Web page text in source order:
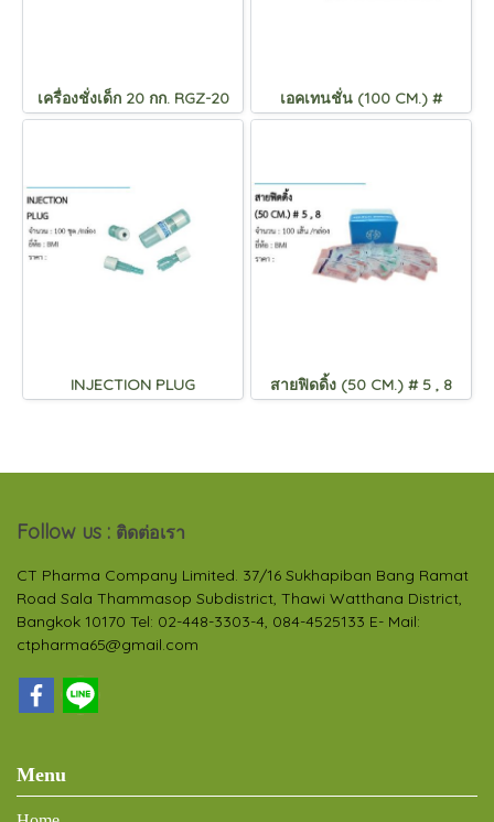
เครื่องชั่งเด็ก 20 กก. RGZ-20 เอคเทนชั่น (100 CM.) #
INJECTION PLUG สายฟิดดิ้ง (50 CM.) # 5 , 8
Follow us : ติดต่อเรา
CT Pharma Company Limited. 37/16 Sukhapiban Bang Ramat
Road Sala Thammasop Subdistrict, Thawi Watthana District,
Bangkok 10170 Tel: 02-448-3303-4, 084-4525133 E- Mail:
ctpharma65@gmail.com
Menu